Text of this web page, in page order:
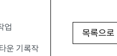
업
운 기록작
목록으로